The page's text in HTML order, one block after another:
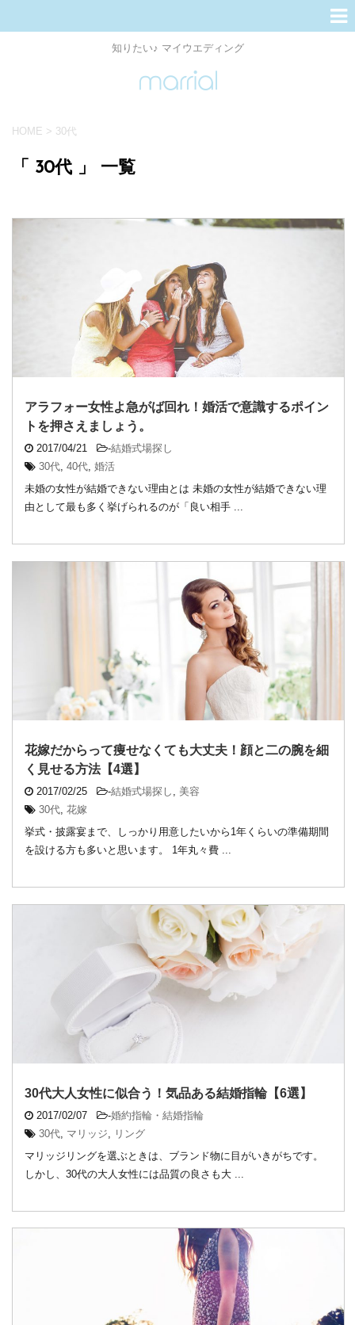
知りたい♪ マイウエディング
HOME > 30代
「 30代 」 一覧
アラフォー女性よ急がば回れ！婚活で意識するポイン
トを押さえましょう。
2017/04/21 -結婚式場探し
30代 40代 婚活
未婚の女性が結婚できない理由とは 未婚の女性が結婚できない理
由として最も多く挙げられるのが「良い相手 ...
花嫁だからって痩せなくても大丈夫！顔と二の腕を細
く見せる方法【4選】
2017/02/25 -結婚式場探し
美容
30代 花嫁
挙式・披露宴まで、しっかり用意したいから1年くらいの準備期間
を設ける方も多いと思います。 1年丸々費 ...
30代大人女性に似合う！気品ある結婚指輪【6選】
2017/02/07 -婚約指輪・結婚指輪
30代 マリッジ
リング
マリッジリングを選ぶときは、ブランド物に目がいきがちです。
しかし、30代の大人女性には品質の良さも大 ...